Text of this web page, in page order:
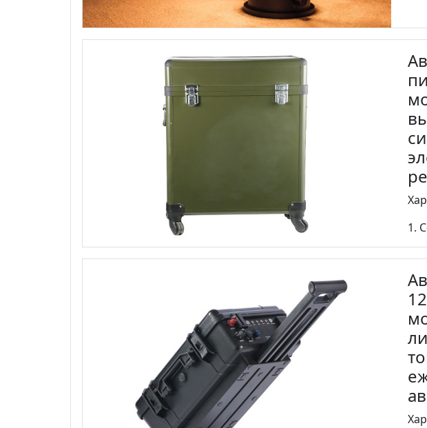
1.